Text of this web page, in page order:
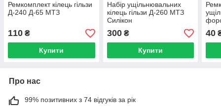
Ремкомплект кілець гільзи
Д-240 Д-65 МТЗ
110 ₴
Купити
Набір ущільнювальних
кілець гільзи Д-260 МТЗ
Силікон
300₴
Купити
40
Про нас
99% позитивних з 74 відгуків за рік